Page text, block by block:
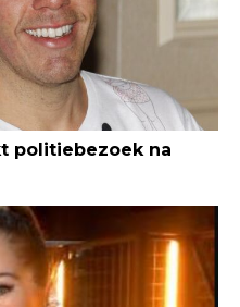
politiebezoek na